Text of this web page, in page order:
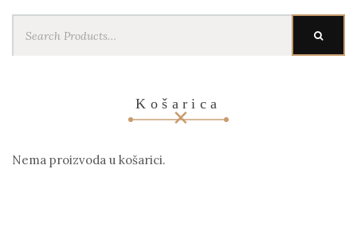
Košarica
Nema proizvoda u košarici.